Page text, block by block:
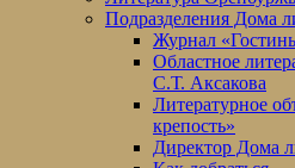
Подразделения Дома
Журнал
Областное
С.Т. Аксакова
Литературное
крепость»
Директор Дома